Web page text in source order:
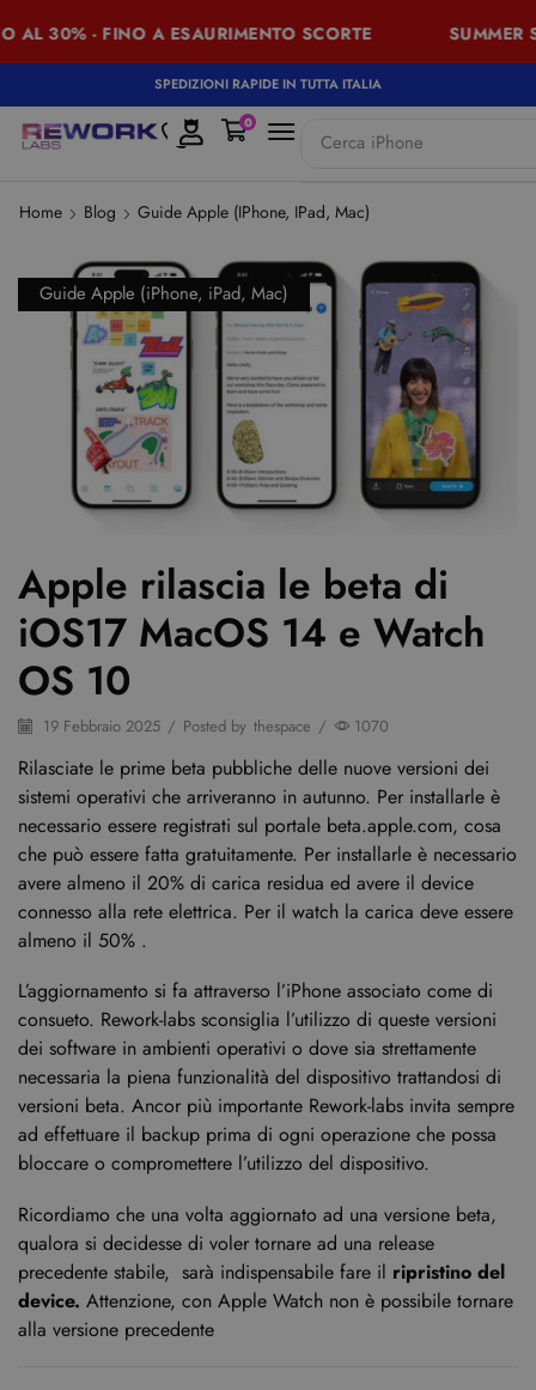
AL 30% - FINO A ESAURIMENTO SCORTE SUMMER
SPEDIZIONI RAPIDE IN TUTTA ITALIA
Cerca iPhone
0
Home Blog Guide Apple (iPhone, IPad, Mac)
Guide Apple (iPhone, iPad, Mac)
Apple rilascia le beta di
iOS17 MacOS 14 e Watch
OS 10
19 Febbraio 2025 / Posted by thespace / 1070
Rilasciate le prime beta pubbliche delle nuove versioni dei
sistemi operativi che arriveranno in autunno. Per installarle è
necessario essere registrati sul portale beta.apple.com, cosa
che può essere fatta gratuitamente. Per installarle è necessario
avere almeno il 20% di carica residua ed avere il device
connesso alla rete elettrica. Per il watch la carica deve essere
almeno il 50% .
L’aggiornamento si fa attraverso l’iPhone associato come di
consueto. Rework-labs sconsiglia l’utilizzo di queste versioni
dei software in ambienti operativi o dove sia strettamente
necessaria la piena funzionalità del dispositivo trattandosi di
versioni beta. Ancor più importante Rework-labs invita sempre
ad effettuare il backup prima di ogni operazione che possa
bloccare o compromettere l’utilizzo del dispositivo.
Ricordiamo che una volta aggiornato ad una versione beta,
qualora si decidesse di voler tornare ad una release
precedente stabile, sarà indispensabile fare il ripristino del
device. Attenzione, con Apple Watch non è possibile tornare
alla versione precedente